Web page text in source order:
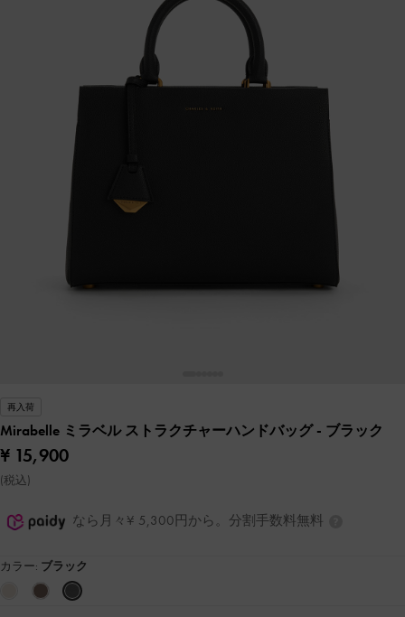
再入荷
Mirabelle ミラベル ストラクチャーハンドバッグ- ブラック
¥ 15,900
(税込)
なら月々¥ 5,300円から。分割手数料無料
カラー: ブラック